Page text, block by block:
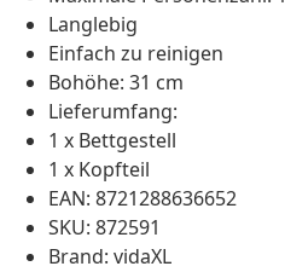
Langlebig
Einfach zu reinigen
Bohöhe: 31 cm
Lieferumfang:
1 x Bettgestell
1 x Kopfteil
EAN: 8721288636652
SKU: 872591
Brand: vidaXL